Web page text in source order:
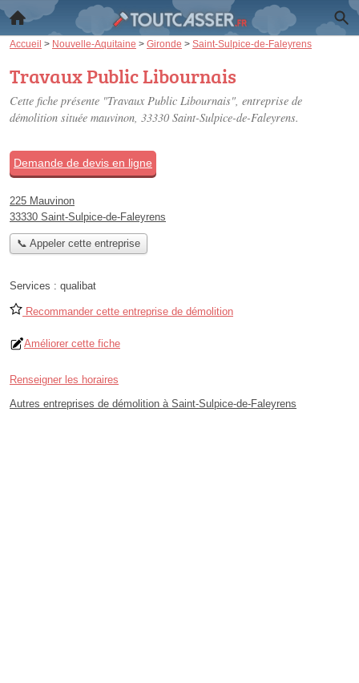
Accueil > Nouvelle-Aquitaine > Gironde > Saint-Sulpice-de-Faleyrens
Travaux Public Libournais
Cette fiche présente "Travaux Public Libournais", entreprise de
démolition située mauvinon, 33330 Saint-Sulpice-de-Faleyrens.
Demande de devis en ligne
225 Mauvinon
33330 Saint-Sulpice-de-Faleyrens
📞 Appeler cette entreprise
Services : qualibat
Recommander cette entreprise de démolition
Améliorer cette fiche
Renseigner les horaires
Autres entreprises de démolition à Saint-Sulpice-de-Faleyrens